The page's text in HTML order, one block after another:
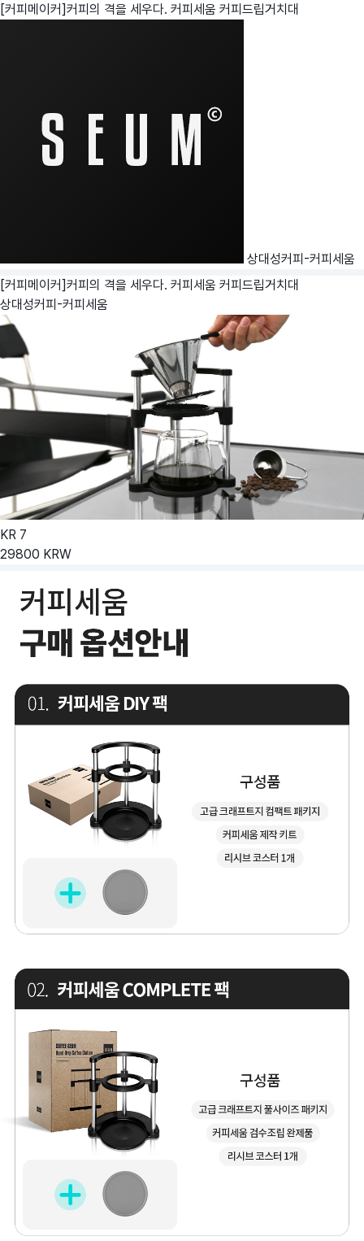
[커피메이커]커피의 격을 세우다. 커피세움 커피드립거치대
상대성커피-커피세움
[커피메이커]커피의 격을 세우다. 커피세움 커피드립거치대
상대성커피-커피세움
KR 7
29800 KRW